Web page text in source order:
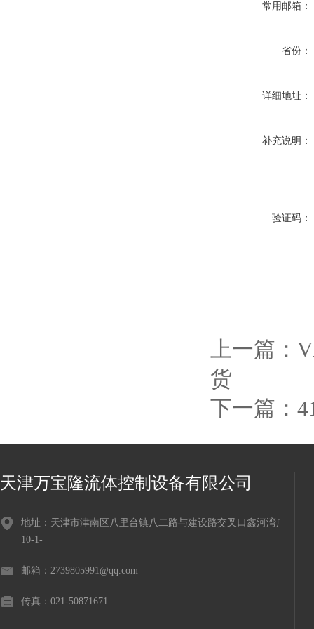
常用邮箱：
省份：
详细地址：
补充说明：
验证码：
上一篇：
货
下一篇：
天津万宝隆流体控制设备有限公司
地址：天津市津南区八里台镇八二路与建设路交叉口鑫河湾广场
10-1-
邮箱：2739805991@qq.com
传真：021-50871671